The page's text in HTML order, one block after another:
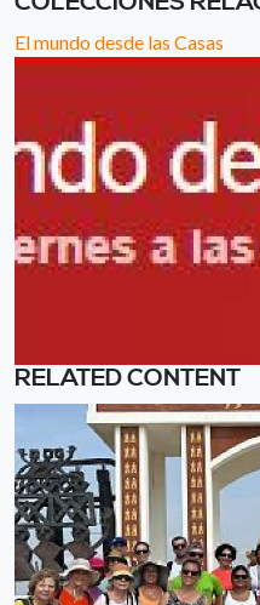
El mundo desde las Casas
RELATED CONTENT